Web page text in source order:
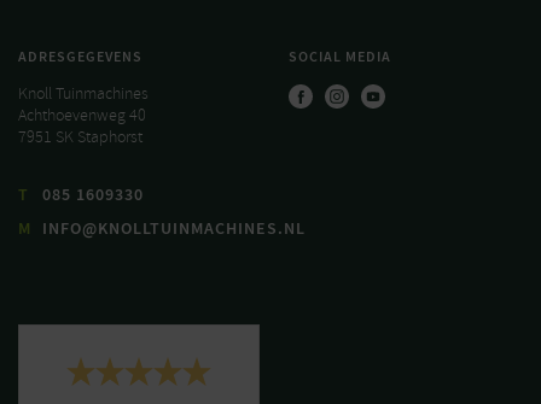
ADRESGEGEVENS
Knoll Tuinmachines
Achthoevenweg 40
7951 SK Staphorst
T
085 1609330
M
INFO@KNOLLTUINMACHINES.NL
SOCIAL MEDIA